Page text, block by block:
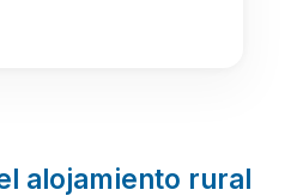
alojamiento rural